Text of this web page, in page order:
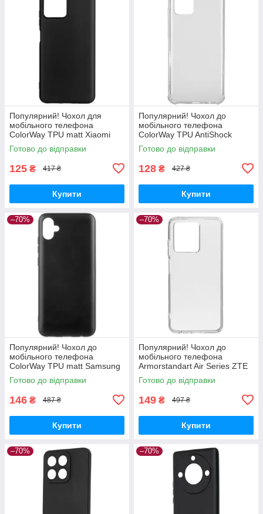
Популярний! Чохол для
мобільного телефона
ColorWay TPU matt Xiaomi
Redmi Note 12 5G black (CW-
CTMXRN125-BK) —
Готово до відправки
125 ₴ 417 ₴
Купити
Популярний! Чохол до
мобільного телефона
ColorWay TPU AntiShock
Xiaomi Redmi Note 12 Clear
(CW-CTASXRN12) - Краща
Готово до відправки
128 ₴ 427 ₴
Купити
–70%
Популярний! Чохол до
мобільного телефона
ColorWay TPU matt Samsung
Galaxy A04e black (CW-
CTMSGA042-BK) - Краща
Готово до відправки
146 ₴ 487 ₴
Купити
–70%
Популярний! Чохол до
мобільного телефона
Armorstandart Air Series ZTE
Blade V30 Transparent
(ARM59796) - Краща якість
Готово до відправки
149 ₴ 497 ₴
Купити
–70% –70%